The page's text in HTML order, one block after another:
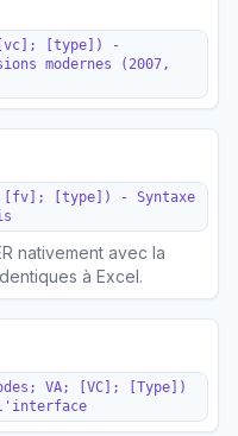
[vc]; [type]) -
modernes (2007,
[fv]; [type]) - Syntaxe
nativement avec la
à Excel.
VA; [VC]; [Type])
l'interface